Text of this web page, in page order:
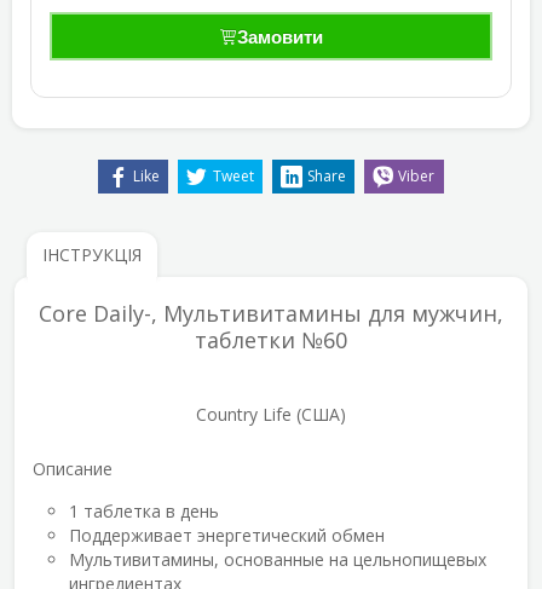
Замовити
Like Tweet Share Viber
ІНСТРУКЦІЯ
Core Daily-, Мультивитамины для мужчин,
таблетки №60
Country Life (США)
Описание
1 таблетка в день
Поддерживает энергетический обмен
Мультивитамины, основанные на цельнопищевых
ингредиентах